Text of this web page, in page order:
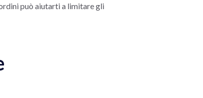
può aiutarti a limitare gli